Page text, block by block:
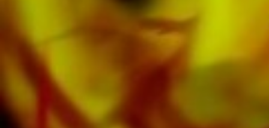
d'Apple, d'Amazon, de Google, de Spotify et
d'autres fournisseurs du monde entier.
Toutes les partitions d'Obrasso sont produites
sur du papier de haute qualité. Le papier à
lettres légèrement jaunâtre offre un bon
contraste et est agréable pour les yeux dans
des conditions d'éclairage difficiles. La
livraison aux clients privés dans le monde